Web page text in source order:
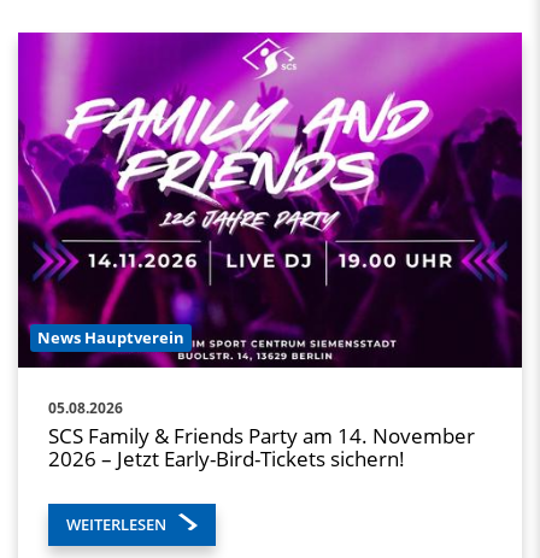
News Hauptverein
05.08.2026
SCS Family & Friends Party am 14. November
2026 – Jetzt Early-Bird-Tickets sichern!
WEITERLESEN